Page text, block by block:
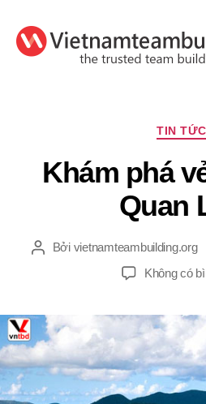
TIN TỨC
Khám phá
Quan
TácBởi vietnamteambuilding.org
Không có